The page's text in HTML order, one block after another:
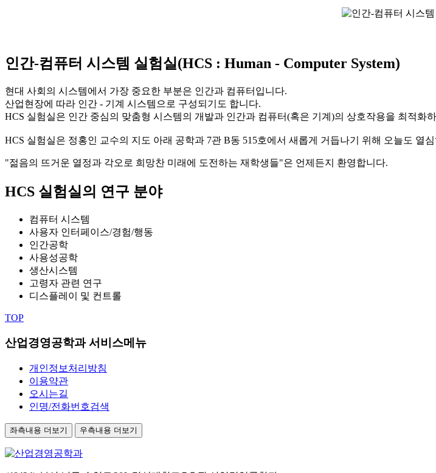
인간-컴퓨터 시스템 실험실(HCS : Human - Computer System)
현대 사회의 시스템에서 가장 중요한 부분은 인간과 컴퓨터입니다.
산업현장에 따라 인간 - 기계 시스템으로 구성되기도 합니다.
HCS 실험실은 인간 중심의 맞춤형 시스템의 개발과 인간과 컴퓨터(혹은 기계)의 상호작용을 최적화
HCS 실험실은 정홍인 교수의 지도 아래 공학과 7관 B동 515호에서 새롭게 거듭나기 위해 오늘도 열
"젊음의 뜨거운 열정과 각오로 희망찬 미래에 도전하는 재학생들"은 언제든지 환영합니다.
HCS 실험실의 연구 분야
컴퓨터 시스템
사용자 인터페이스/경험/행동
인간공학
사용성공학
생산시스템
고령자 관련 연구
디스플레이 및 컨트롤
TOP
산업경영공학과 서비스메뉴
개인정보처리방침
이용약관
오시는길
인명/전화번호검색
좌측내용 더보기 우측내용 더보기